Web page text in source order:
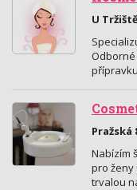
U
Pražská
Nabízím
pro ženy
trvalou